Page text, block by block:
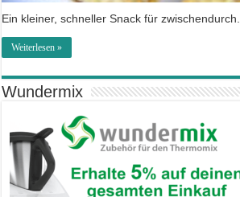
Ein kleiner, schneller Snack für zwischendurch.
Weiterlesen »
Wundermix